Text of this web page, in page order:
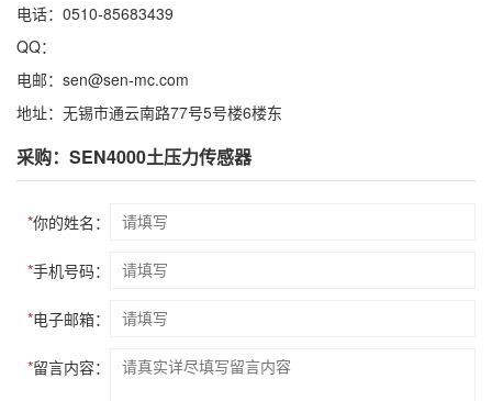
电话：0510-85683439
QQ：
电邮：sen@sen-mc.com
地址：无锡市通云南路77号5号楼6楼东
采购：SEN4000土压力传感器
*你的姓名：
*手机号码：
*电子邮箱：
*留言内容：